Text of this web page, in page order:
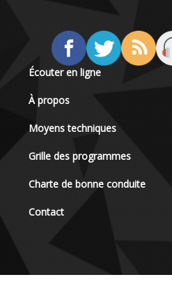
Écouter en ligne
À propos
Moyens techniques
Grille des programmes
Charte de bonne conduite
Contact